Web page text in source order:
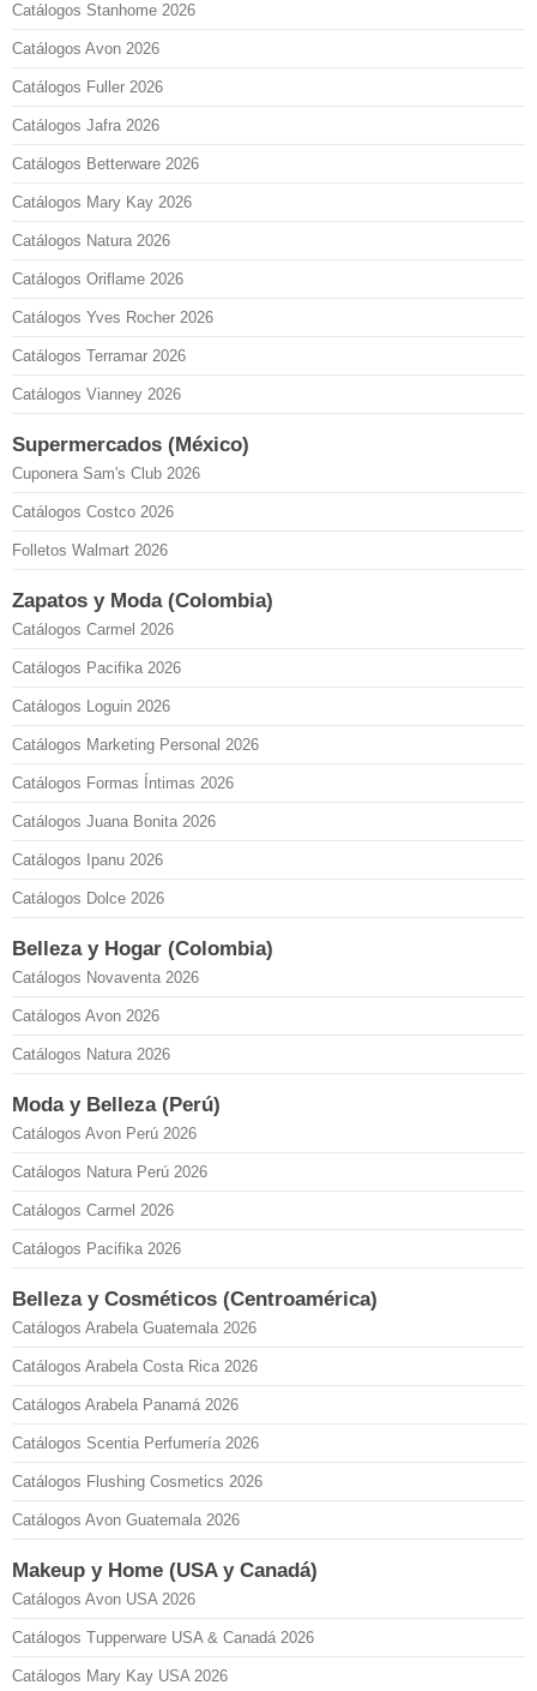
Catálogos Stanhome 2026
Catálogos Avon 2026
Catálogos Fuller 2026
Catálogos Jafra 2026
Catálogos Betterware 2026
Catálogos Mary Kay 2026
Catálogos Natura 2026
Catálogos Oriflame 2026
Catálogos Yves Rocher 2026
Catálogos Terramar 2026
Catálogos Vianney 2026
Supermercados (México)
Cuponera Sam's Club 2026
Catálogos Costco 2026
Folletos Walmart 2026
Zapatos y Moda (Colombia)
Catálogos Carmel 2026
Catálogos Pacifika 2026
Catálogos Loguin 2026
Catálogos Marketing Personal 2026
Catálogos Formas Íntimas 2026
Catálogos Juana Bonita 2026
Catálogos Ipanu 2026
Catálogos Dolce 2026
Belleza y Hogar (Colombia)
Catálogos Novaventa 2026
Catálogos Avon 2026
Catálogos Natura 2026
Moda y Belleza (Perú)
Catálogos Avon Perú 2026
Catálogos Natura Perú 2026
Catálogos Carmel 2026
Catálogos Pacifika 2026
Belleza y Cosméticos (Centroamérica)
Catálogos Arabela Guatemala 2026
Catálogos Arabela Costa Rica 2026
Catálogos Arabela Panamá 2026
Catálogos Scentia Perfumería 2026
Catálogos Flushing Cosmetics 2026
Catálogos Avon Guatemala 2026
Makeup y Home (USA y Canadá)
Catálogos Avon USA 2026
Catálogos Tupperware USA & Canadá 2026
Catálogos Mary Kay USA 2026